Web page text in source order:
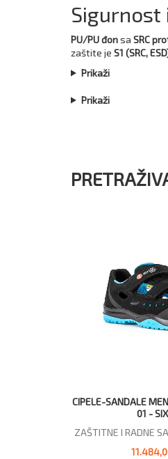
Sigurnost
PU/PU đonsa SRC
zaštite je S1 (SRC,
Prikaži
Prikaži
CIPELE-SANDALE
01 -
ZAŠTITNE I RADNE